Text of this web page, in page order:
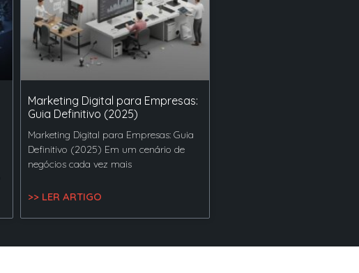
Marketing Digital para Empresas:
Guia Definitivo (2025)
Marketing Digital para Empresas: Guia
Definitivo (2025) Em um cenário de
negócios cada vez mais
>> LER ARTIGO